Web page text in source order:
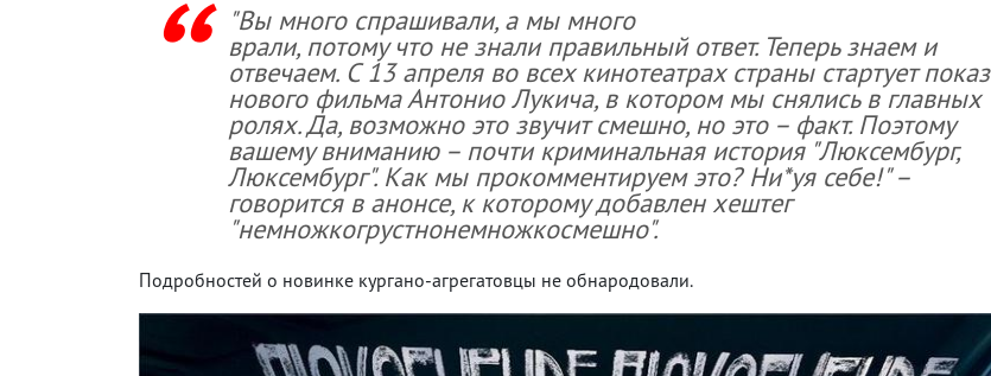
"Вы много спрашивали, а мы много
врали, потому что не знали правильный ответ. Теперь знаем и
отвечаем. С 13 апреля во всех кинотеатрах страны стартует показ
нового фильма Антонио Лукича, в котором мы снялись в главных
ролях. Да, возможно это звучит смешно, но это – факт. Поэтому
вашему вниманию – почти криминальная история "Люксембург,
Люксембург". Как мы прокомментируем это? Ни*уя себе!" –
говорится в анонсе, к которому добавлен хештег
"немножкогрустнонемножкосмешно".
Подробностей о новинке кургано-агрегатовцы не обнародовали.